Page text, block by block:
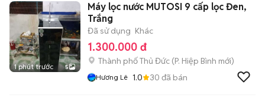
1 phút trước 5
Máy lọc nước MUTOSI 9 cấp lọc Đen,
Trắng
Đã sử dụng Khác
1.300.000 đ
Thành phố Thủ Đức (P. Hiệp Bình mới)
Hương Lê 1.0 30 đã bán